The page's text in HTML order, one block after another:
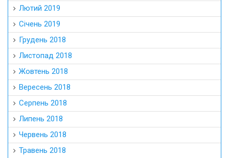
Лютий 2019
Січень 2019
Грудень 2018
Листопад 2018
Жовтень 2018
Вересень 2018
Серпень 2018
Липень 2018
Червень 2018
Травень 2018